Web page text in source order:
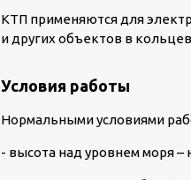
КТП применяются для
и других объектов в
Условия работы
Нормальными условиями
- высота над уровнем моря –